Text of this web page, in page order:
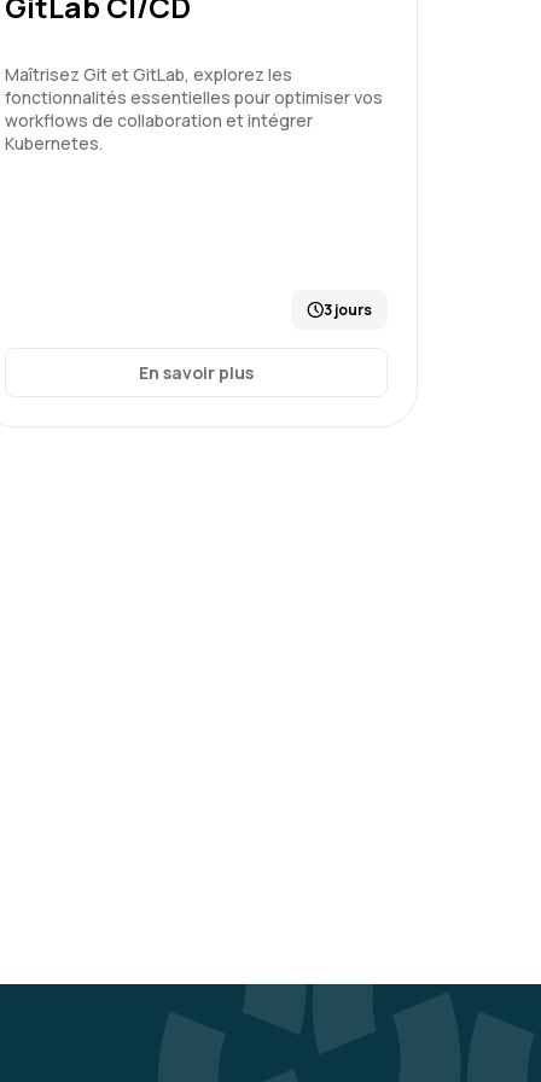
Maîtrisez Git et GitLab, explorez les
fonctionnalités essentielles pour optimiser vos
workflows de collaboration et intégrer
Kubernetes.
3 jours
En savoir plus